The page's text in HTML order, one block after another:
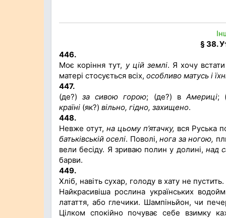
§ 38.
446.
Моє коріння тут, у цій землі. Я хочу
матері стосується всіх, особливо матусь і
447.
(де?)за сивою горою; (де?) в Америці;
країні (як?) вільно, гідно, захищено.
448.
Невже отут, на цьому п’ятачку, вся Руська
батьківській оселі. Поволі,нога за ногою,
вели бесіду. Я зриваю полин у долині, над
барви.
449.
Хліб, навіть сухар, голоду в хату не
Найкрасивіша рослина українських
латаття, або глечики. Шампіньйон, чи
Цілком спокійно почуває себе взимку